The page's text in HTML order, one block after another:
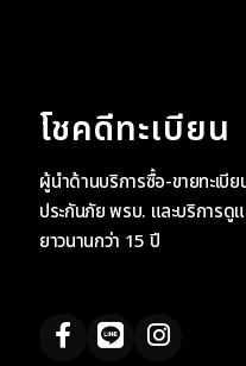
โชคดีทะเบียน
ผู้นำด้านบริการซื้อ-ขายทะเบี
ประกันภัย พรบ. และบริการ
ยาวนานกว่า 15 ปี